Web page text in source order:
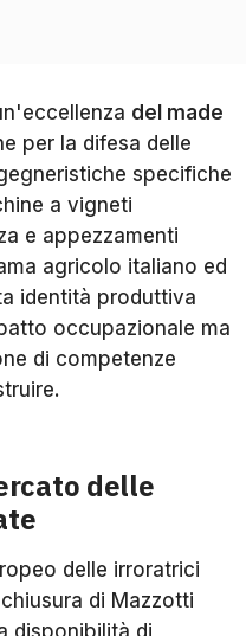
del made
per la difesa delle
specifiche
a vigneti
e appezzamenti
agricolo italiano ed
identità produttiva
occupazionale ma
di competenze
delle
delle irroratrici
di Mazzotti
disponibilità di